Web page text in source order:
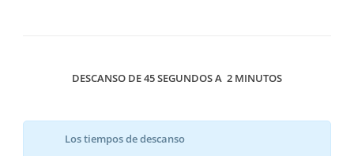
DESCANSO DE 45 SEGUNDOS A 2 MINUTOS
Los tiempos de descanso